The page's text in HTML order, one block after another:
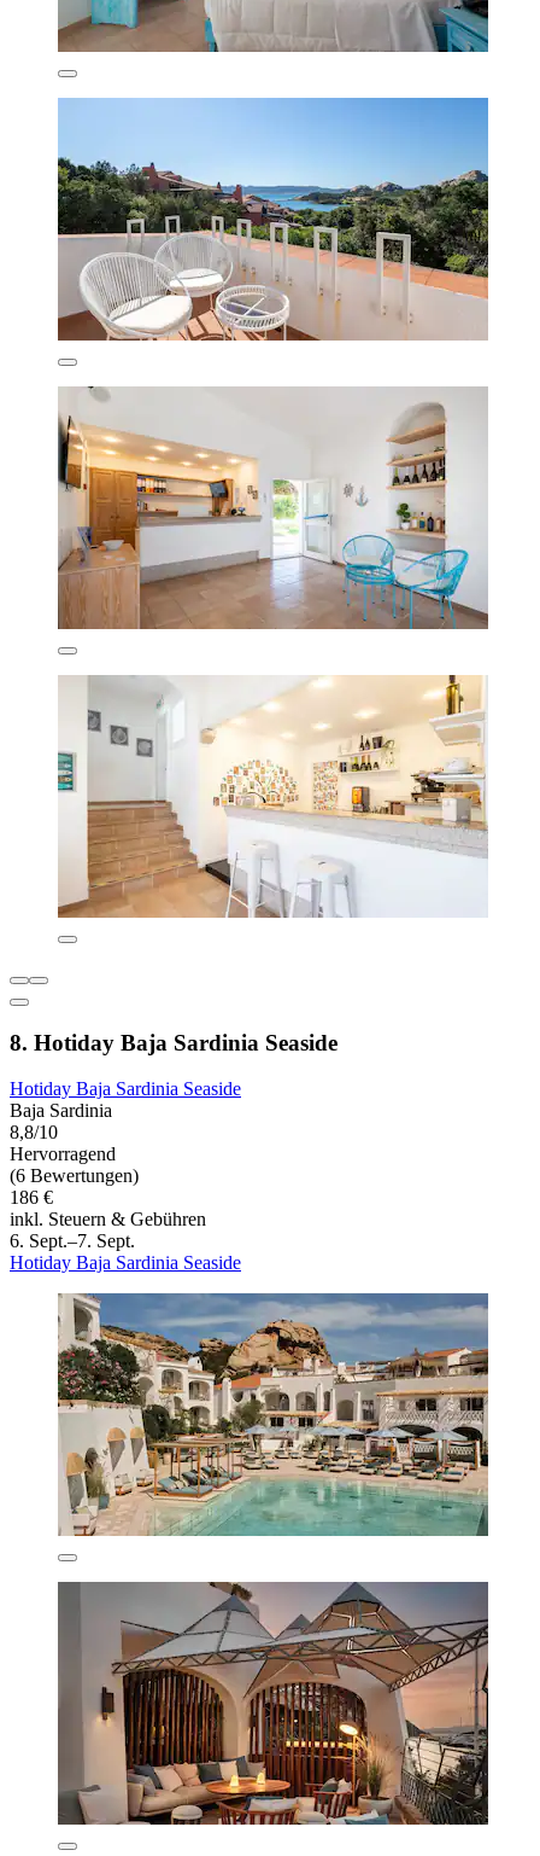
8. Hotiday Baja Sardinia Seaside
Hotiday Baja Sardinia Seaside
Baja Sardinia
8,8/10
Hervorragend
(6 Bewertungen)
186 €
inkl. Steuern & Gebühren
6. Sept.–7. Sept.
Hotiday Baja Sardinia Seaside